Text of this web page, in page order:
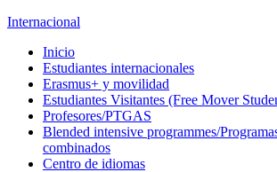
Internacional
Inicio
Estudiantes internacionales
Erasmus+ y movilidad
Estudiantes Visitantes (Free Mover
Profesores/PTGAS
Blended intensive programmes/
combinados
Centro de idiomas